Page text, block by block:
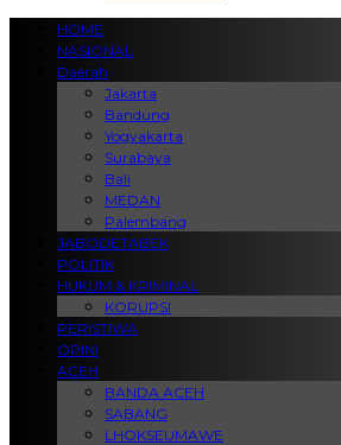
HOME
NASIONAL
Daerah
Jakarta
Bandung
Yogyakarta
Surabaya
Bali
MEDAN
Palembang
JABODETABEK
POLITIK
HUKUM & KRIMINAL
KORUPSI
PERISTIWA
OPINI
ACEH
BANDA ACEH
SABANG
LHOKSEUMAWE